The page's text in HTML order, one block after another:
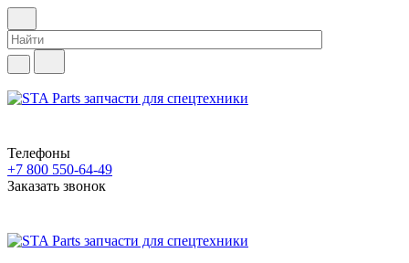
Телефоны
+7 800 550-64-49
Заказать звонок